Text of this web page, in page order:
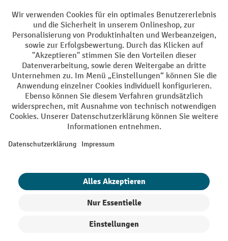
Sprachen
DE FR
AGB Impressum Datenschutz Privacy Settings
Alle Preise exkl. gesetzl. Mehrwertsteuer zzgl.Versandkostenund ggf.
Nachnahmegebühren, wenn nicht anders angegeben.
¹ Der Rabatt gilt so lange der Vorrat reicht. Der Rabatt gilt nicht auf
oder Gutscheinen ist nicht möglich. | ² Der Rabatt wird einmalig bei
eingelöst werden. Die Höhe des Rabatts variiert je nach
Produktkategorie und beträgt bis zu 10 % (10 % auf Lager, Umwelt,
Heben | 7% auf Büro). Ausgenommen sind Elektro-Hubwagen,
Ausschluss von Werkzeug. Gilt nicht auf Sonderpreise. Kombination